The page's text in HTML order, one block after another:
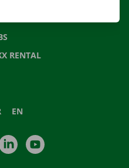
RENTAL
EN
LinkedIn